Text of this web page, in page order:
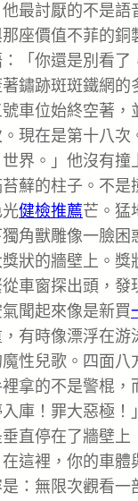
最討厭的不是
座價值不菲的銅
「你還是別看
鏽跡斑斑鐵網
車位始終空著，
現在是第十八
界。」他沒有
蘚的柱子。不
健檢推薦芒。猛
角獸雕像一臉
狀的牆壁上。
車窗探出頭，
聞起來像是新買
有時像漂浮在
性兒歌。四面
拿的不是警棍
庫！罪大惡極
直停在了牆壁
這裡，你的車
：無限次觀看